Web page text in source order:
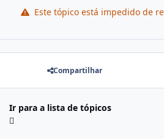
Este tópico está impedido de
Compartilhar
Ir para a lista de tópicos